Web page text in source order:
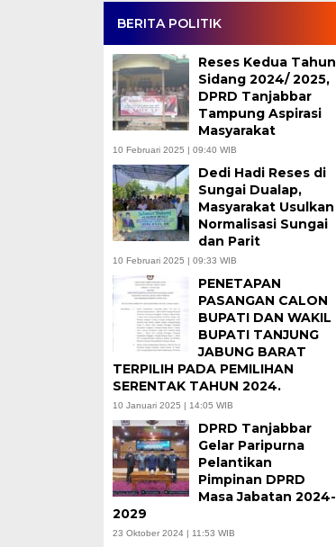
BERITA POLITIK
Reses Kedua Tahun
Sidang 2024/ 2025,
DPRD Tanjabbar
Tampung Aspirasi
Masyarakat
10 Februari 2025 | 09:40 WIB
Dedi Hadi Reses di
Sungai Dualap,
Masyarakat Usulkan
Normalisasi Sungai
dan Parit
10 Februari 2025 | 09:33 WIB
PENETAPAN
PASANGAN CALON
BUPATI DAN WAKIL
BUPATI TANJUNG
JABUNG BARAT
TERPILIH PADA PEMILIHAN
SERENTAK TAHUN 2024.
10 Januari 2025 | 14:05 WIB
DPRD Tanjabbar
Gelar Paripurna
Pelantikan
Pimpinan DPRD
Masa Jabatan 2024-
2029
23 Oktober 2024 | 11:53 WIB